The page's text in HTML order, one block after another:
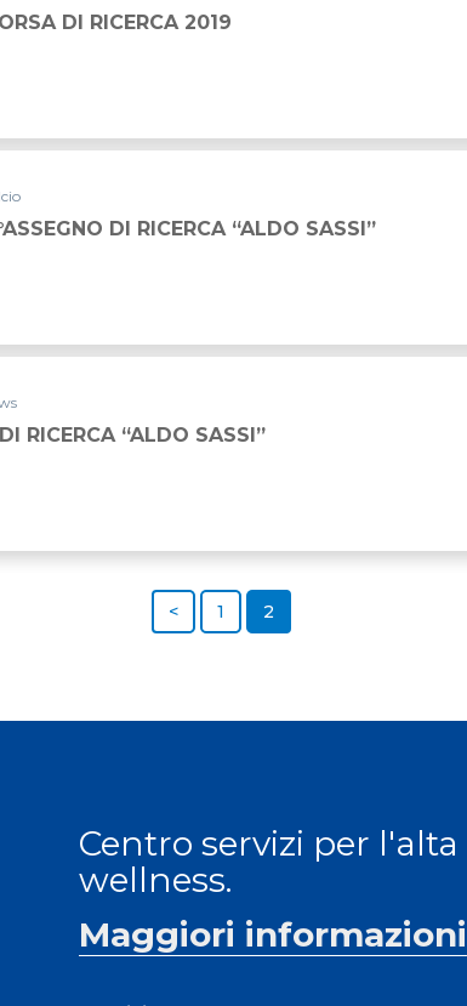
DI RICERCA 2019
DI RICERCA “ALDO SASSI”
RICERCA “ALDO SASSI”
< 1 2
Centro servizi per
wellness.
Maggiori informazioni